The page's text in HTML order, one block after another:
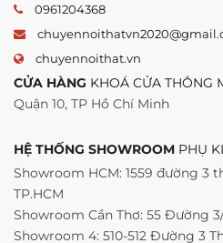
0961204368
chuyennoithat.vn
CỬA HÀNG KHOÁ CỬA THÔNG
Quận 10, TP Hồ Chí Minh
HỆ THỐNG SHOWROOM PHỤ
Showroom HCM: 1559 đường 3
TP.HCM
Showroom Cần Thơ: 55 Đường
Showroom 4: 510-512 Đường 3